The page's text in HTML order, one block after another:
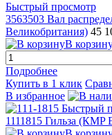
Быстрый просмотр
3563503 Вал
Великобритания) 45
В
Подробнее
Купить в 1 клик
В избранное
Быстрый
1111815 Гильза (КMP